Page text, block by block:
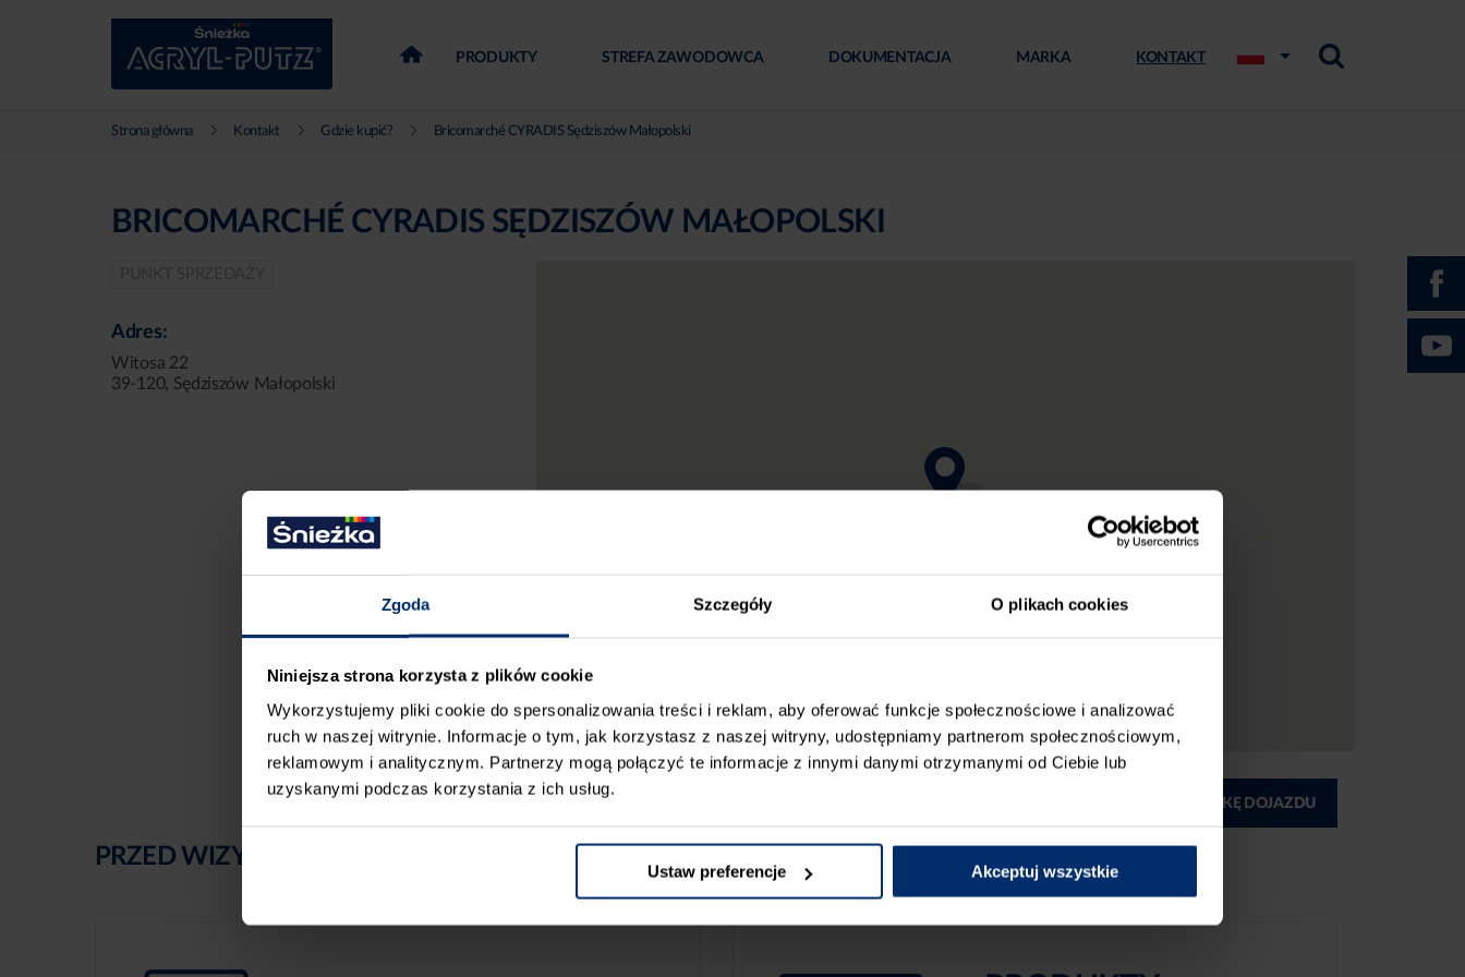
Zgoda Szczegóły O plikach cookies
Niniejsza strona korzysta z plików cookie
Wykorzystujemy pliki cookie do spersonalizowania treści i reklam, aby oferować funkcje społecznościowe i analizować
ruch w naszej witrynie. Informacje o tym, jak korzystasz z naszej witryny, udostępniamy partnerom społecznościowym,
reklamowym i analitycznym. Partnerzy mogą połączyć te informacje z innymi danymi otrzymanymi od Ciebie lub
uzyskanymi podczas korzystania z ich usług.
Ustaw preferencje Akceptuj wszystkie
PRODUKTY STREFA ZAWODOWCA DOKUMENTACJA MARKA KONTAKT
Strona główna Kontakt Gdzie kupić? Bricomarché CYRADIS Sędziszów Małopolski
BRICOMARCHÉ CYRADIS SĘDZISZÓW MAŁOPOLSKI
Adres:
Witosa 22
39-120, Sędziszów Małopolski
DRUKUJ MAPKĘ DOJAZDU
PRZED WIZYTĄ W SKLEPIE POLECAMY: